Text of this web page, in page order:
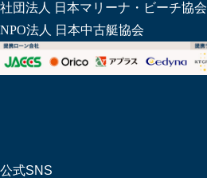
社団法人 日本マリーナ・ビーチ協会
NPO法人 日本中古艇協会
公式SNS